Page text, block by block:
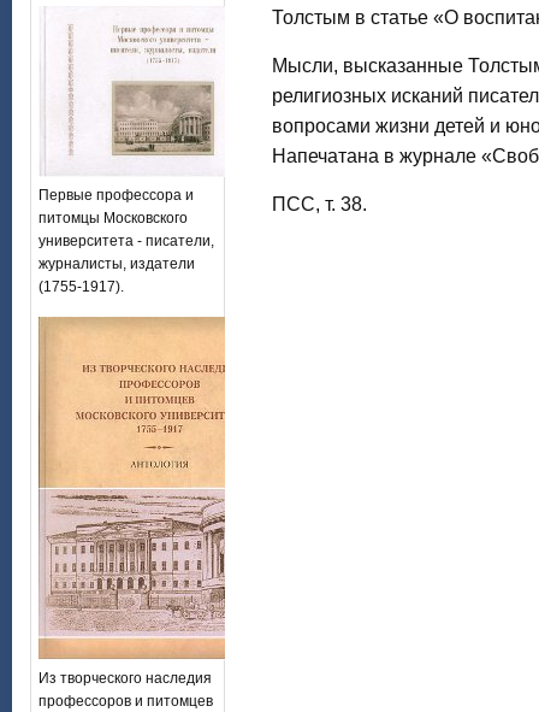
Первые профессора и
питомцы Московского
университета - писатели,
журналисты, издатели
(1755-1917).
Из творческого наследия
профессоров и питомцев
Толстым в статье «О
Мысли, высказанные
религиозных исканий
вопросами жизни детей и
Напечатана в журнале
ПСС, т. 38.